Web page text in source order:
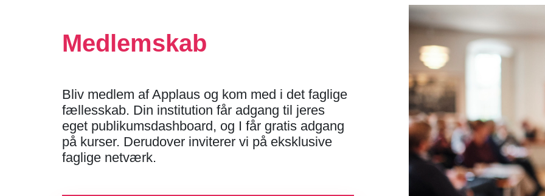
Medlemskab
Bliv medlem af Applaus og kom med i det faglige
fællesskab. Din institution får adgang til jeres
eget publikumsdashboard, og I får gratis adgang
på kurser. Derudover inviterer vi på eksklusive
faglige netværk.